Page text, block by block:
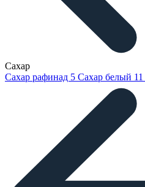
Сахар
Сахар рафинад 5 Сахар белый 11